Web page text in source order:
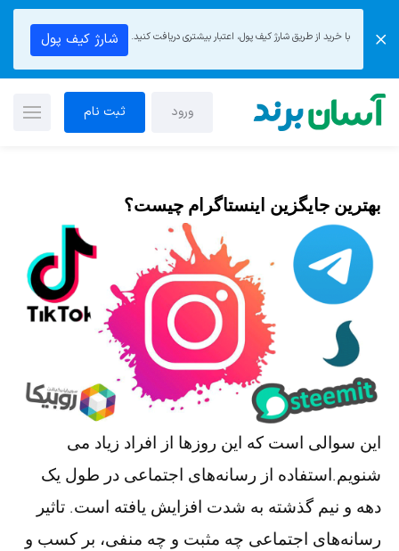
با خرید از طریق شارژ کیف پول، اعتبار بیشتری دریافت کنید. شارژ کیف پول
ورود ثبت نام
بهترین جایگزین اینستاگرام چیست؟
این سوالی است که این روزها از افراد زیاد می
شنویم.استفاده از رسانه‌های اجتماعی در طول یک
دهه و نیم گذشته به شدت افزایش یافته است. تاثیر
رسانه‌های اجتماعی چه مثبت و چه منفی، بر کسب و